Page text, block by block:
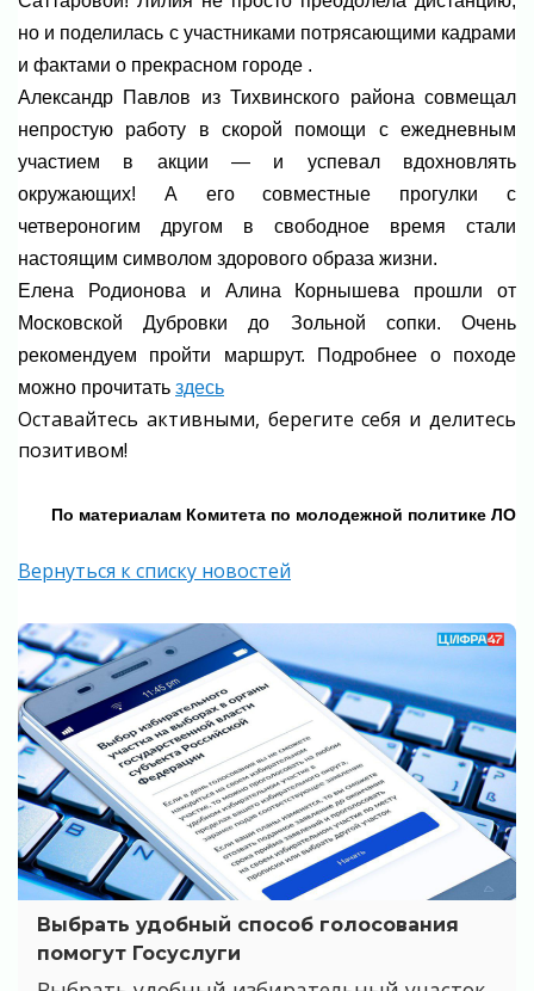
но и поделилась с участниками потрясающими кадрами
и фактами о прекрасном городе .
Александр Павлов из Тихвинского района совмещал
непростую работу в скорой помощи с ежедневным
участием в акции — и успевал вдохновлять
окружающих! А его совместные прогулки с
четвероногим другом в свободное время стали
настоящим символом здорового образа жизни.
Елена Родионова и Алина Корнышева прошли от
Московской Дубровки до Зольной сопки. Очень
рекомендуем пройти маршрут. Подробнее о походе
можно прочитать здесь
Оставайтесь активными, берегите себя и делитесь
позитивом!
По материалам Комитета по молодежной политике ЛО
Вернуться к списку новостей
Выбрать удобный способ голосования
помогут Госуслуги